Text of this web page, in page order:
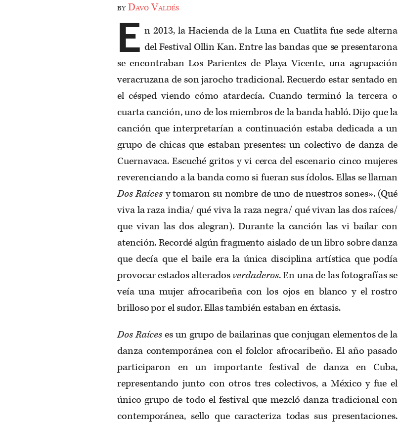
byDavo Valdés
E n 2013, la Hacienda de la Luna en Cuatlita fue sede alterna
del Festival Ollin Kan. Entre las bandas que se presentarona
se encontraban Los Parientes de Playa Vicente, una agrupación
veracruzana de son jarocho tradicional. Recuerdo estar sentado en
el césped viendo cómo atardecía. Cuando terminó la tercera o
cuarta canción, uno de los miembros de la banda habló. Dijo que la
canción que interpretarían a continuación estaba dedicada a un
grupo de chicas que estaban presentes: un colectivo de danza de
Cuernavaca. Escuché gritos y vi cerca del escenario cinco mujeres
reverenciando a la banda como si fueran sus ídolos. Ellas se llaman
Dos Raícesy tomaron su nombre de uno de nuestros sones». (Qué
viva la raza india/ qué viva la raza negra/ qué vivan las dos raíces/
que vivan las dos alegran). Durante la canción las vi bailar con
atención. Recordé algún fragmento aislado de un libro sobre danza
que decía que el baile era la única disciplina artística que podía
provocar estados alteradosverdaderos. En una de las fotografías se
veía una mujer afrocaribeña con los ojos en blanco y el rostro
brilloso por el sudor. Ellas también estaban en éxtasis.
Dos Raíceses un grupo de bailarinas que conjugan elementos de la
danza contemporánea con el folclor afrocaribeño. El año pasado
participaron en un importante festival de danza en Cuba,
representando junto con otros tres colectivos, a México y fue el
único grupo de todo el festival que mezcló danza tradicional con
contemporánea, sello que caracteriza todas sus presentaciones.